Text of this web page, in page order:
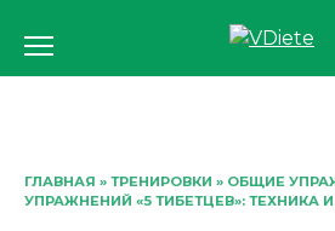
содержанию
ГЛАВНАЯ » ТРЕНИРОВКИ » ОБЩИЕ
УПРАЖНЕНИЙ «5 ТИБЕТЦЕВ»: ТЕХНИКА